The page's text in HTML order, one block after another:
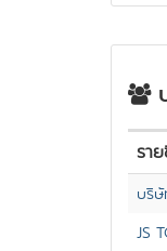
รา
บริ
JS